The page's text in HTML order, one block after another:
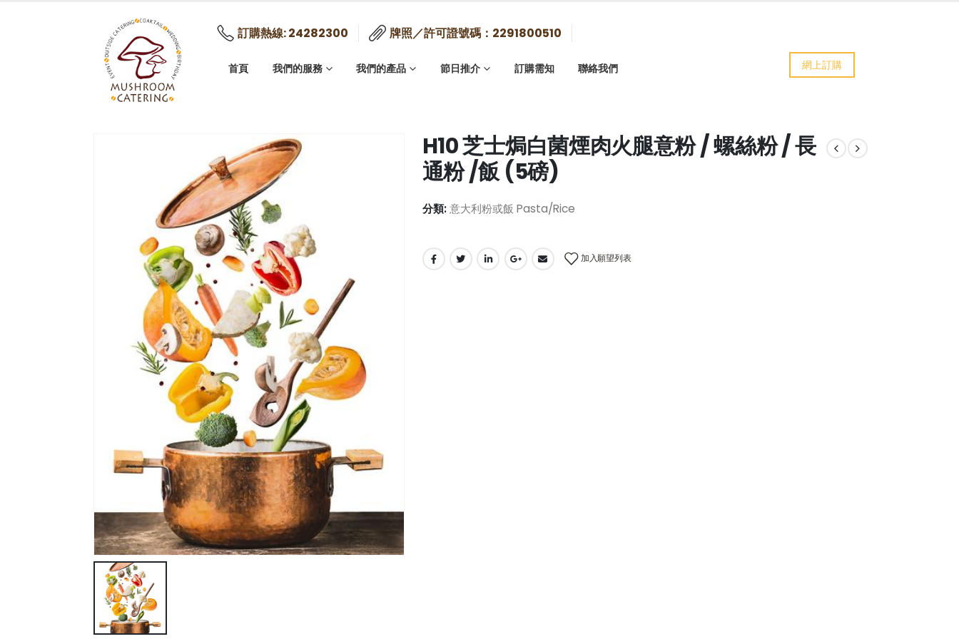
訂購熱線: 24282300 牌照／許可證號碼：2291800510
首頁 我們的服務 我們的產品 節日推介 訂購需知 聯絡我們 網上訂購
H10 芝士焗白菌煙肉火腿意粉 / 螺絲粉 / 長
通粉 /飯 (5磅)
分類:意大利粉或飯 Pasta/Rice
加入願望列表